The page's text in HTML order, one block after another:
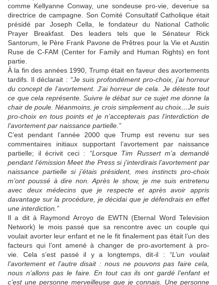
comme Kellyanne Conway, une sondeuse pro-vie, devenue sa
directrice de campagne. Son Comité Consultatif Catholique était
présidé par Joseph Cella, le fondateur du National Catholic
Prayer Breakfast. Des leaders tels que le Sénateur Rick
Santorum, le Père Frank Pavone de Prêtres pour la Vie et Austin
Ruse de C-FAM (Center for Family and Human Rights) en font
partie.
À la fin des années 1990, Trump était en faveur des avortements
tardifs. Il déclarait : “Je suis profondément pro-choix, j’ai horreur
du concept de l’avortement. J’ai horreur de cela. Je déteste tout
ce que cela représente. Suivre le débat sur ce sujet me donne la
chair de poule. Néanmoins, je crois simplement au choix…Je suis
pro-choix en tous points et je n’accepterais pas l’interdiction de
l’avortement par naissance partielle.”
C’est pendant l’année 2000 que Trump est revenu sur ses
commentaires initiaux supportant l’avortement par naissance
partielle; il écrivit ceci : “Lorsque Tim Russert m’a demandé
pendant l’émission Meet the Press si j’interdirais l’avortement par
naissance partielle si j’étais président, mes instincts pro-choix
m’ont poussé à dire non. Après le show, je me suis entretenu
avec deux médecins que je respecte et après avoir appris
davantage sur la procédure, je décidai que je défendrais en effet
une interdiction.”
Il a dit à Raymond Arroyo de EWTN (Eternal Word Television
Network) le mois passé que sa rencontre avec un couple qui
voulait avorter leur enfant et ne le fit finalement pas était l’un des
facteurs qui l’ont amené à changer de pro-avortement à pro-
vie. Cela s’est passé il y a longtemps, dit-il : “L’un voulait
l’avortement et l’autre disait : nous ne pouvons pas faire cela,
nous n’allons pas le faire. En tout cas ils ont gardé l’enfant et
c’est une personne merveilleuse que je connais. Une personne